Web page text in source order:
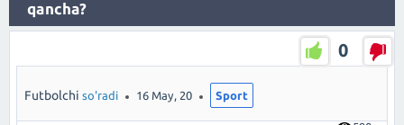
qancha?
0
Futbolchi so'radi 16 May, 20 Sport